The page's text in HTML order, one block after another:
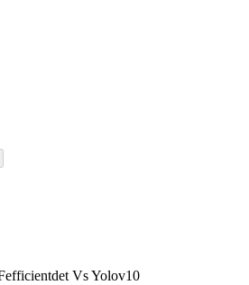
Vs Yolov10